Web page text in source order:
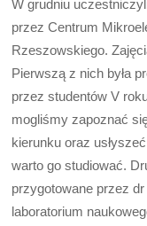
W grudniu
przez Centrum
Rzeszowskiego.
Pierwszą z nich była
przez studentów V
mogliśmy zapoznać
kierunku oraz
warto go studiować.
przygotowane przez
laboratorium